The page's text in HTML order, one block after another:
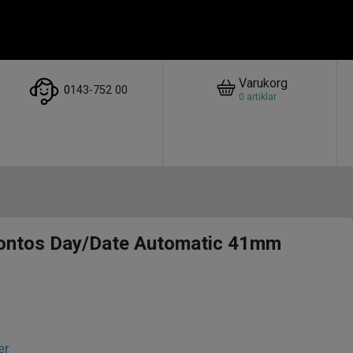
0143-752 00 Varukorg
0 artiklar
Day/Date Automatic 41mm